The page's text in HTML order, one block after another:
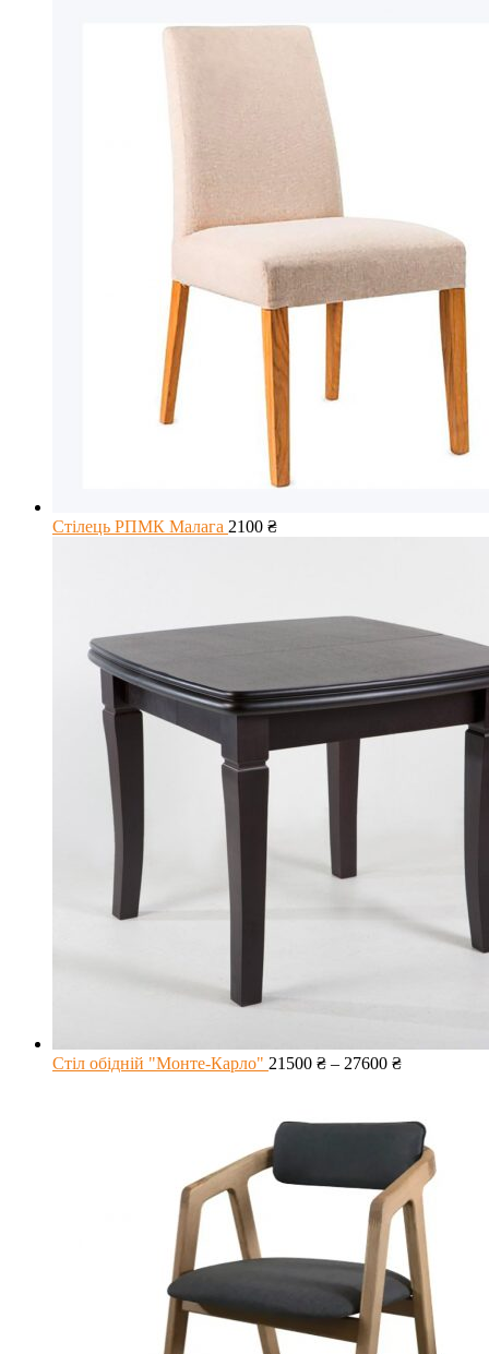
Стілець РПМК Малага 2100 ₴
Стіл обідній "Монте-Карло" 21500 ₴ – 27600 ₴